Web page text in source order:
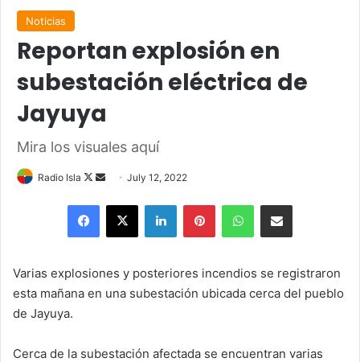
Noticias
Reportan explosión en
subestación eléctrica de
Jayuya
Mira los visuales aquí
Radio Isla
Follow
Send
email
July 12, 2022
Facebook
X LinkedInPinterestWhatsAppShare via Email
Varias explosiones y posteriores incendios se registraron
esta mañana en una subestación ubicada cerca del pueblo
de Jayuya.
Cerca de la subestación afectada se encuentran varias